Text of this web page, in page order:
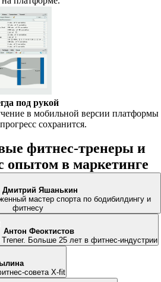
под рукой
в мобильной версии платформы
сохранится.
фитнес-тренеры и
опытом в маркетинге
Дмитрий Яшанькин
мастер спорта по бодибилдингу и
фитнесу
Антон Феоктистов
Больше 25 лет в фитнес-индустрии
совета X-fit